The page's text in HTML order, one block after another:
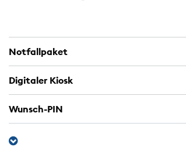
Notfallpaket
Digitaler Kiosk
Wunsch-PIN
Apple Pay und Google Pay